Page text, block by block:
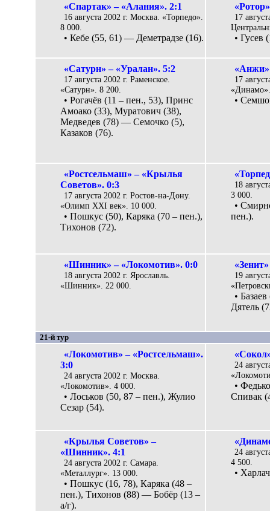
«Спартак» – «Алания». 2:1
16 августа 2002 г. Москва. «Торпедо».
8 000.
• Кебе (55, 61) — Деметрадзе (16).
17
• Гусев
«Сатурн» – «Уралан». 5:2
17 августа 2002 г. Раменское.
«Сатурн». 8 200.
• Рогачёв (11 – пен., 53), Принс
Амоако (33), Муратович (38),
Медведев (78) — Семочко (5),
Казаков (76).
«Анжи»
17
•
«Ростсельмаш» – «Крылья
Советов». 0:3
17 августа 2002 г. Ростов-на-Дону.
«Олимп XXI век». 10 000.
• Пошкус (50), Каряка (70 – пен.),
Тихонов (72).
18
3 000.
•
пен.).
«Шинник» – «Локомотив». 0:0
18 августа 2002 г. Ярославль.
«Шинник». 22 000.
19
•
Дятель
21-й тур
«Локомотив» – «Ростсельмаш».
3:0
24 августа 2002 г. Москва.
«Локомотив». 4 000.
• Лоськов (50, 87 – пен.), Жулио
Сезар (54).
24
•
Спивак
«Крылья Советов» –
«Шинник». 4:1
24 августа 2002 г. Самара.
«Металлург». 13 000.
• Пошкус (16, 78), Каряка (48 –
пен.), Тихонов (88) — Бобёр (13 –
а/г).
24
4 500.
•